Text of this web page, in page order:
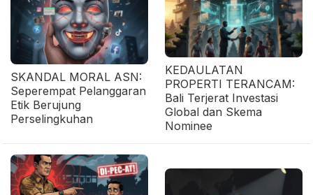
SKANDAL MORAL ASN:
Seperempat Pelanggaran
Etik Berujung
Perselingkuhan
KEDAULATAN
PROPERTI TERANCAM:
Bali Terjerat Investasi
Global dan Skema
Nominee